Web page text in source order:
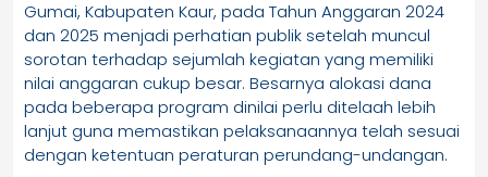
Gumai, Kabupaten Kaur, pada Tahun Anggaran 2024
dan 2025 menjadi perhatian publik setelah muncul
sorotan terhadap sejumlah kegiatan yang memiliki
nilai anggaran cukup besar. Besarnya alokasi dana
pada beberapa program dinilai perlu ditelaah lebih
lanjut guna memastikan pelaksanaannya telah sesuai
dengan ketentuan peraturan perundang-undangan.